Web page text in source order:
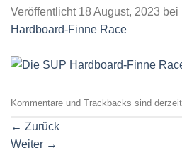
Veröffentlicht 18 August, 2023 bei
Hardboard-Finne Race
Kommentare und Trackbacks sind
← Zurück
Weiter →